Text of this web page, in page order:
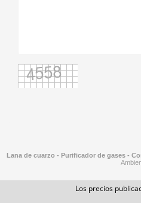
Lana de cuarzo - Purificador de gases -
Los precios